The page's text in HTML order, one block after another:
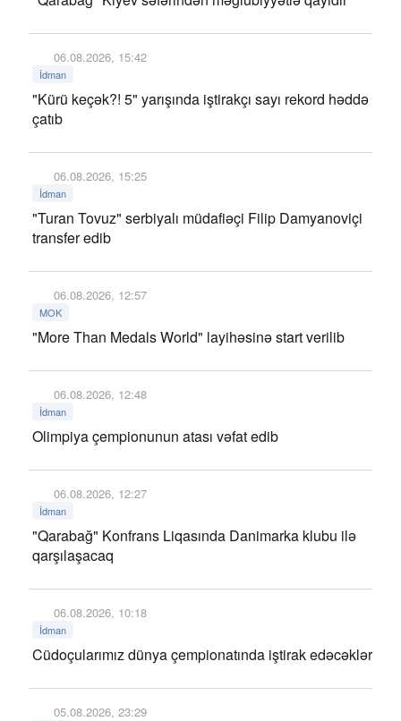
06.08.2026, 15:42
İdman
"Kürü keçək?! 5" yarışında iştirakçı sayı rekord həddə
çatıb
06.08.2026, 15:25
İdman
"Turan Tovuz" serbiyalı müdafiəçi Filip Damyanoviçi
transfer edib
06.08.2026, 12:57
MOK
"More Than Medals World" layihəsinə start verilib
06.08.2026, 12:48
İdman
Olimpiya çempionunun atası vəfat edib
06.08.2026, 12:27
İdman
"Qarabağ" Konfrans Liqasında Danimarka klubu ilə
qarşılaşacaq
06.08.2026, 10:18
İdman
Cüdoçularımız dünya çempionatında iştirak edəcəklər
05.08.2026, 23:29